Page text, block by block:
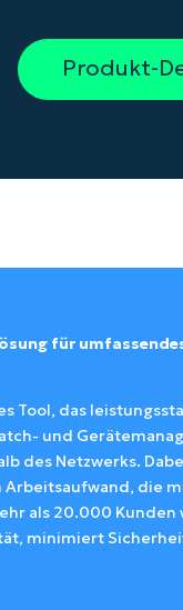
Produkt-
für
Tool, das
und
des Netzwerks.
die
als 20.000 Kunden
minimiert